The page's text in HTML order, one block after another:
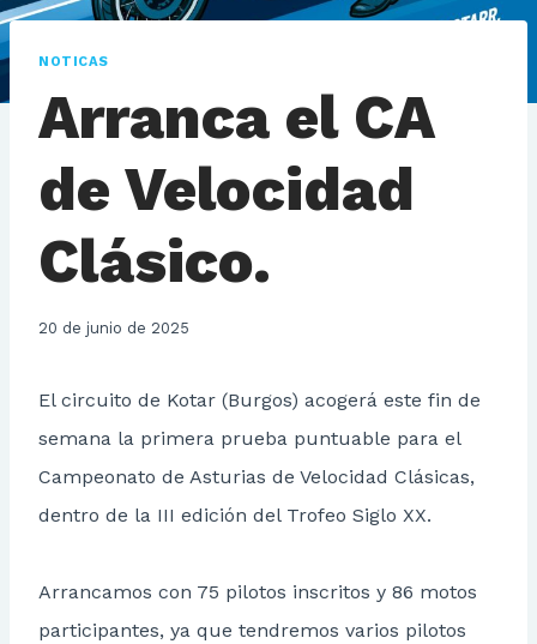
NOTICAS
Arranca el CA
de Velocidad
Clásico.
20 de junio de 2025
El circuito de Kotar (Burgos) acogerá este fin de
semana la primera prueba puntuable para el
Campeonato de Asturias de Velocidad Clásicas,
dentro de la III edición del Trofeo Siglo XX.
Arrancamos con 75 pilotos inscritos y 86 motos
participantes, ya que tendremos varios pilotos